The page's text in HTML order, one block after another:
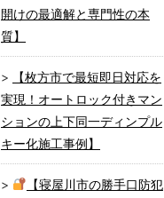
開けの最適解と専門性の本
質】
【枚方市で最短即日対応を
実現！オートロック付きマン
ションの上下同一ディンプル
キー化施工事例】
【寝屋川市の勝手口防犯